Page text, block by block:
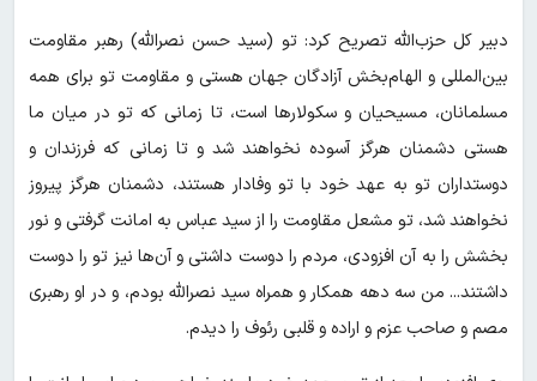
دبیر کل حزب‌الله تصریح کرد: تو (سید حسن نصرالله) رهبر مقاومت
بین‌المللی و الهام‌بخش آزادگان جهان هستی و مقاومت تو برای همه
مسلمانان، مسیحیان و سکولارها است، تا زمانی که تو در میان ما
هستی دشمنان هرگز آسوده نخواهند شد و تا زمانی که فرزندان و
دوستداران تو به عهد خود با تو وفادار هستند، دشمنان هرگز پیروز
نخواهند شد، تو مشعل مقاومت را از سید عباس به امانت گرفتی و نور
بخشش را به آن افزودی، مردم را دوست داشتی و آن‌ها نیز تو را دوست
داشتند... من سه دهه همکار و همراه سید نصرالله بودم، و در او رهبری
مصم و صاحب عزم و اراده و قلبی رئوف را دیدم.